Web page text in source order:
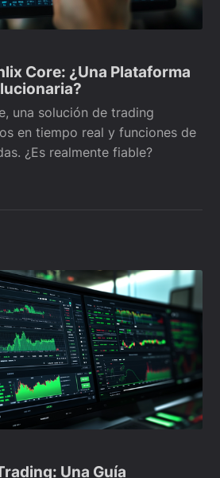
Core: ¿Una Plataforma
una solución de trading
en tiempo real y funciones de
¿Es realmente fiable?
Una Guía